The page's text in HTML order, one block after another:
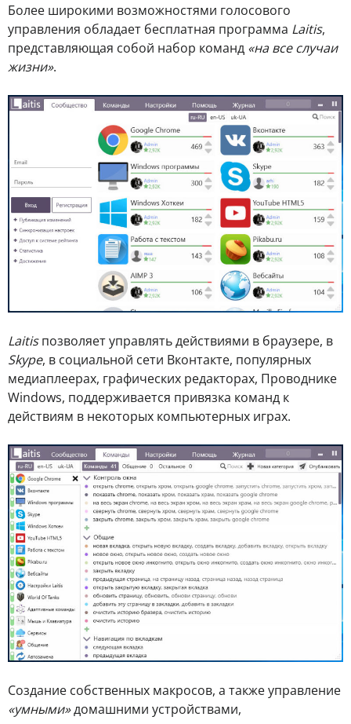
Более широкими возможностями голосового
управления обладает бесплатная программа Laitis,
представляющая собой набор команд «на все случаи
жизни».
Laitisпозволяет управлять действиями в браузере, в
Skype, в социальной сети Вконтакте, популярных
медиаплеерах, графических редакторах, Проводнике
Windows, поддерживается привязка команд к
действиям в некоторых компьютерных играх.
Создание собственных макросов, а также управление
«умными»домашними устройствами,